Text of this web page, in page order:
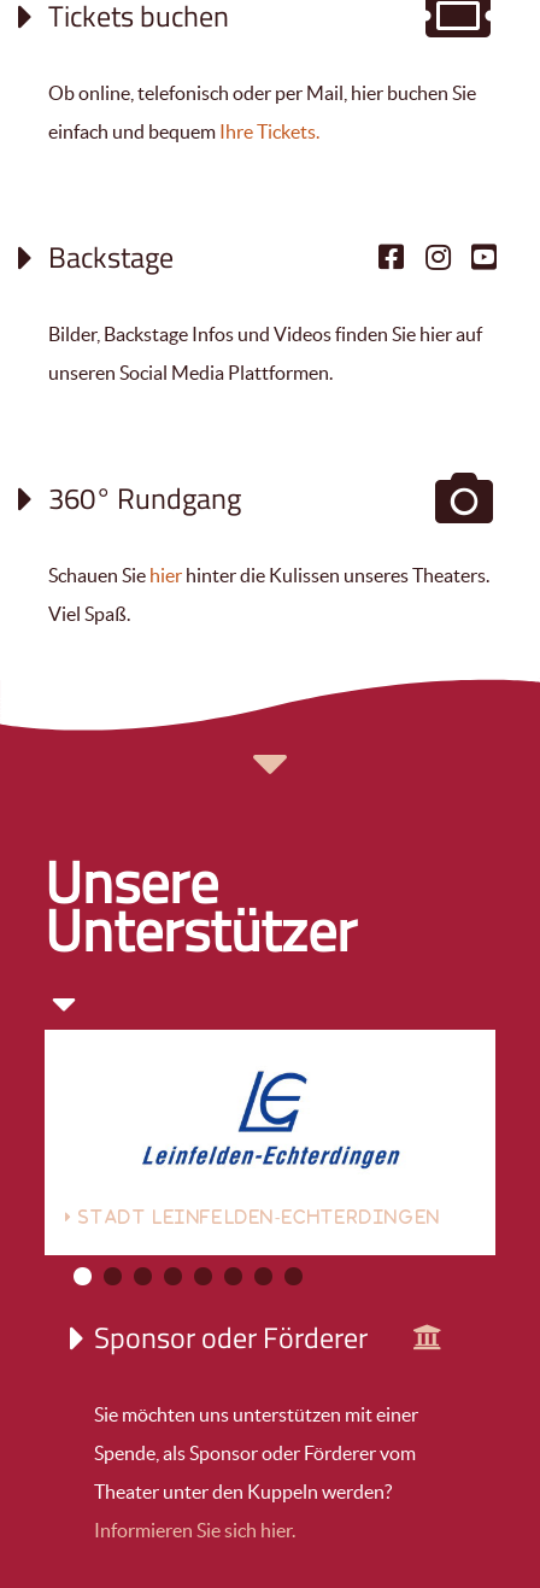
Tickets buchen
Ob online, telefonisch oder per Mail, hier buchen Sie
einfach und bequem Ihre Tickets.
Backstage
Bilder, Backstage Infos und Videos finden Sie hier auf
unseren Social Media Plattformen.
360° Rundgang
Schauen Sie hier hinter die Kulissen unseres Theaters.
Viel Spaß.
Unsere
Unterstützer
STADT LEINFELDEN-ECHTERDINGEN
Sponsor oder Förderer
Sie möchten uns unterstützen mit einer
Spende, als Sponsor oder Förderer vom
Theater unter den Kuppeln werden?
Informieren Sie sich hier.